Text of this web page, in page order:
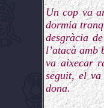
Un cop va
dormia
desgràcia
l’atacà
va aixecar
seguit, el
dona.